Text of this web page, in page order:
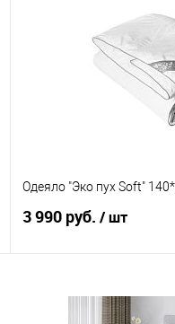
Одеяло "Эко пух Soft"
3 990 руб. / шт